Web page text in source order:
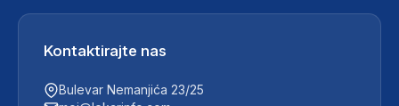
Kontaktirajte nas
Bulevar Nemanjića 23/25